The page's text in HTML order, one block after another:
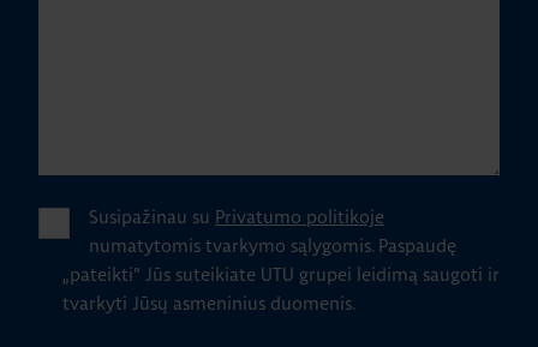
Susipažinau su Privatumo politikoje
numatytomis tvarkymo sąlygomis. Paspaudę
„pateikti" Jūs suteikiate UTU grupei leidimą saugoti ir
tvarkyti Jūsų asmeninius duomenis.